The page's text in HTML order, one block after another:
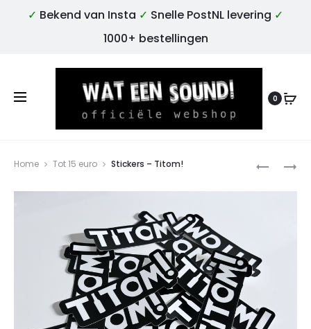
✓ Bekend van Insta ✓ Snelle PostNL levering ✓
1000+ bestellingen
0
TEGEL
FREDDIE
Home Tot 15 euro Stickers – Titom!